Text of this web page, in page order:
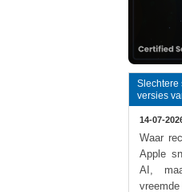
Slechtere
versies
14-07-
Waar
Apple
AI,